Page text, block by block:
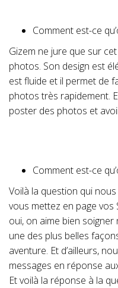
Comment est-ce
Gizem ne jure que sur
photos. Son design est
est fluide et il permet de
photos très rapidement.
poster des photos et
Comment est-ce
Voilà la question qui
vous mettez en page vos
oui, on aime bien
une des plus belles
aventure. Et d’ailleurs,
messages en réponse
Et voilà la réponse à la